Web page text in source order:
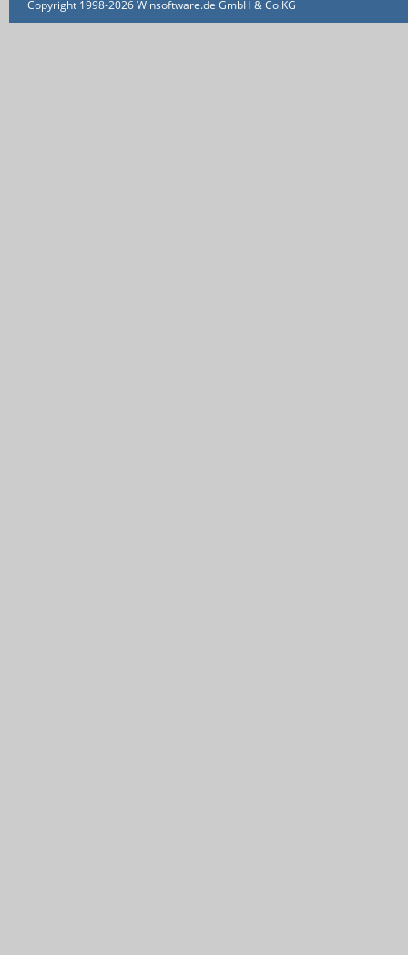
Copyright 1998-2026 Winsoftware.de GmbH & Co.KG